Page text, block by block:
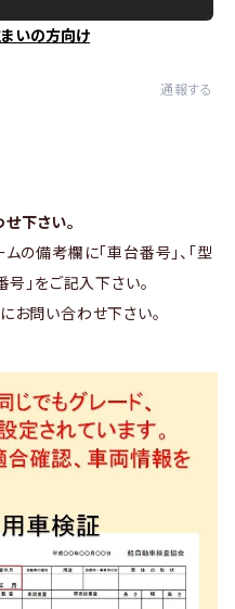
いの方向け
通報する
下さい。
の備考欄に「車台番号」、「型
号」をご記入下さい。
お問い合わせ下さい。